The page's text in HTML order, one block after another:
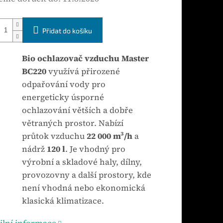
Přidat do košíku
Bio ochlazovač vzduchu Master
BC220využívá přirozené
odpařování vody pro
energeticky úsporné
ochlazování větších a dobře
větraných prostor. Nabízí
průtok vzduchu 22 000 m³/ha
nádrž 120 l. Je vhodný pro
výrobní a skladové haly, dílny,
provozovny a další prostory, kde
není vhodná nebo ekonomická
klasická klimatizace.